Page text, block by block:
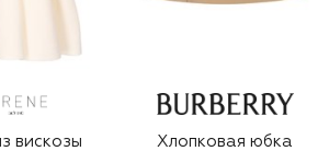
вискозы
Хлопковая юбка